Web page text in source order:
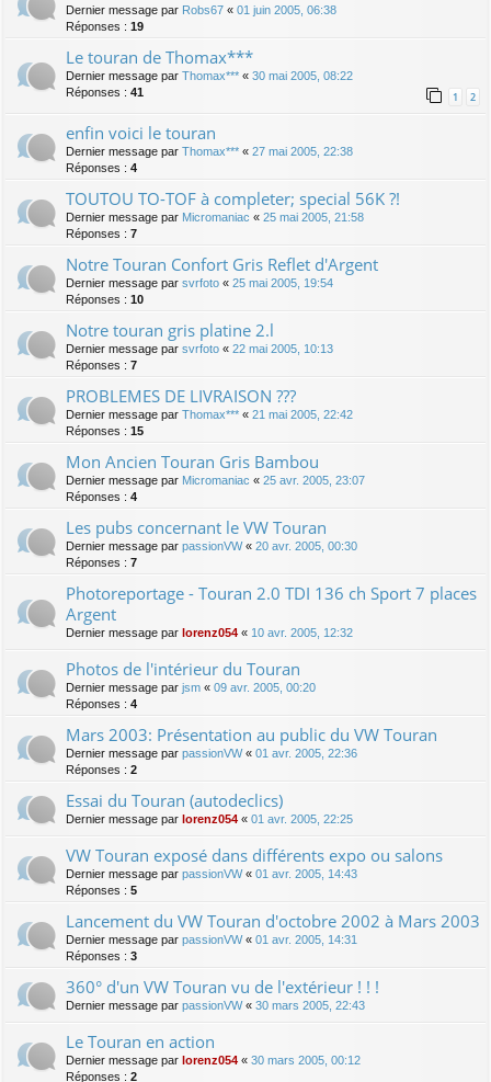
Dernier message par Robs67 « 01 juin 2005, 06:38
Réponses : 19
Le touran de Thomax***
Dernier message par Thomax*** « 30 mai 2005, 08:22
Réponses : 41 1 2
enfin voici le touran
Dernier message par Thomax*** « 27 mai 2005, 22:38
Réponses : 4
TOUTOU TO-TOF à completer; special 56K ?!
Dernier message par Micromaniac « 25 mai 2005, 21:58
Réponses : 7
Notre Touran Confort Gris Reflet d'Argent
Dernier message par svrfoto « 25 mai 2005, 19:54
Réponses : 10
Notre touran gris platine 2.l
Dernier message par svrfoto « 22 mai 2005, 10:13
Réponses : 7
PROBLEMES DE LIVRAISON ???
Dernier message par Thomax*** « 21 mai 2005, 22:42
Réponses : 15
Mon Ancien Touran Gris Bambou
Dernier message par Micromaniac « 25 avr. 2005, 23:07
Réponses : 4
Les pubs concernant le VW Touran
Dernier message par passionVW« 20 avr. 2005, 00:30
Réponses : 7
Photoreportage - Touran 2.0 TDI 136 ch Sport 7 places
Argent
Dernier message par lorenz054 « 10 avr. 2005, 12:32
Photos de l'intérieur du Touran
Dernier message par jsm « 09 avr. 2005, 00:20
Réponses : 4
Mars 2003: Présentation au public du VW Touran
Dernier message par passionVW« 01 avr. 2005, 22:36
Réponses : 2
Essai du Touran (autodeclics)
Dernier message par lorenz054 « 01 avr. 2005, 22:25
VW Touran exposé dans différents expo ou salons
Dernier message par passionVW« 01 avr. 2005, 14:43
Réponses : 5
Lancement du VW Touran d'octobre 2002 à Mars 2003
Dernier message par passionVW« 01 avr. 2005, 14:31
Réponses : 3
360° d'un VW Touran vu de l'extérieur ! ! !
Dernier message par passionVW« 30 mars 2005, 22:43
Le Touran en action
Dernier message par lorenz054 « 30 mars 2005, 00:12
Réponses : 2